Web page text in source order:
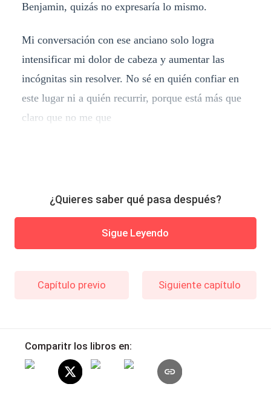
Benjamin, quizás no expresaría lo mismo.
Mi conversación con ese anciano solo logra
intensificar mi dolor de cabeza y aumentar las
incógnitas sin resolver. No sé en quién confiar en
este lugar ni a quién recurrir, porque está más que
claro que no me que
¿Quieres saber qué pasa después?
Sigue Leyendo
Capítulo previo Siguiente capítulo
Comparitr los libros en: